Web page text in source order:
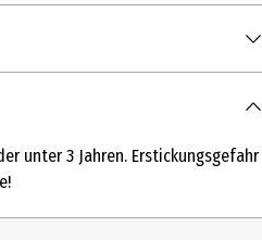
unter 3 Jahren. Erstickungsgefahr